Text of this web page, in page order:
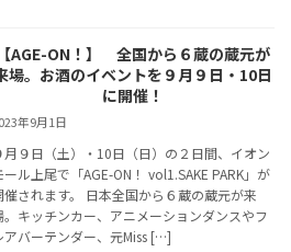
【AGE-ON！】 全国から６蔵の蔵元が
場。お酒のイベントを９月９日・10日
に開催！
年9月1日
月９日（土）・10日（日）の２日間、イオン
ール上尾で「AGE-ON！ vol1.SAKE PARK」が
催されます。 日本全国から６蔵の蔵元が来
。キッチンカー、アニメーションダンスやフ
アバーテンダー、元Miss […]